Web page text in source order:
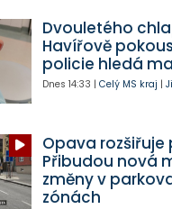
Dvouletého
Havířově
policie hledá
Dnes 14:33 | Celý MS kraj |
Opava rozšiřuje
Přibudou nová
změny v
zónách